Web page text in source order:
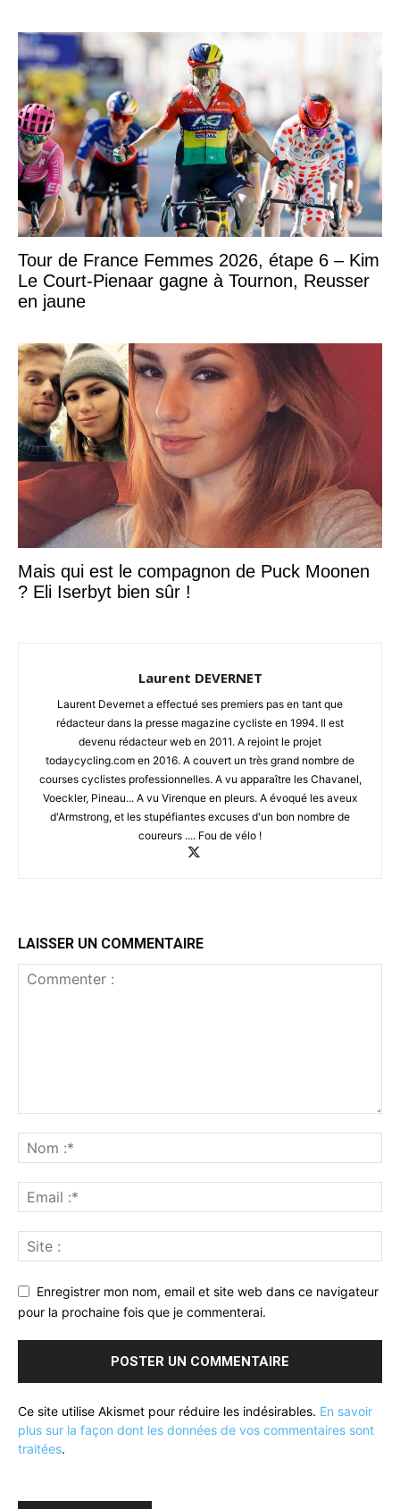
Tour de France Femmes 2026, étape 6 – Kim
Le Court-Pienaar gagne à Tournon, Reusser
en jaune
Mais qui est le compagnon de Puck Moonen
? Eli Iserbyt bien sûr !
Laurent DEVERNET
Laurent Devernet a effectué ses premiers pas en tant que
rédacteur dans la presse magazine cycliste en 1994. Il est
devenu rédacteur web en 2011. A rejoint le projet
todaycycling.com en 2016. A couvert un très grand nombre de
courses cyclistes professionnelles. A vu apparaître les Chavanel,
Voeckler, Pineau... A vu Virenque en pleurs. A évoqué les aveux
d'Armstrong, et les stupéfiantes excuses d'un bon nombre de
coureurs .... Fou de vélo !
LAISSER UN COMMENTAIRE
Enregistrer mon nom, email et site web dans ce navigateur
pour la prochaine fois que je commenterai.
Ce site utilise Akismet pour réduire les indésirables. En savoir
plus sur la façon dont les données de vos commentaires sont
traitées.